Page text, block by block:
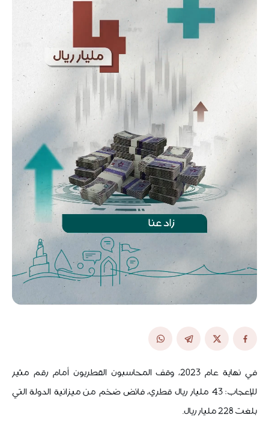
في نهاية عام 2023، وقف المحاسبون القطريون أمام رقم مثير
للإعجاب: 43 مليار ريال قطري، فائض ضخم من ميزانية الدولة التي
بلغت 228 مليار ريال.